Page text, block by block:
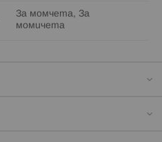
За момчета, За
момичета